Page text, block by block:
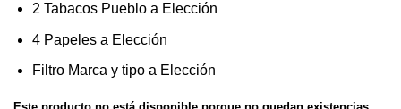
2 Tabacos Pueblo a Elección
4 Papeles a Elección
Filtro Marca y tipo a Elección